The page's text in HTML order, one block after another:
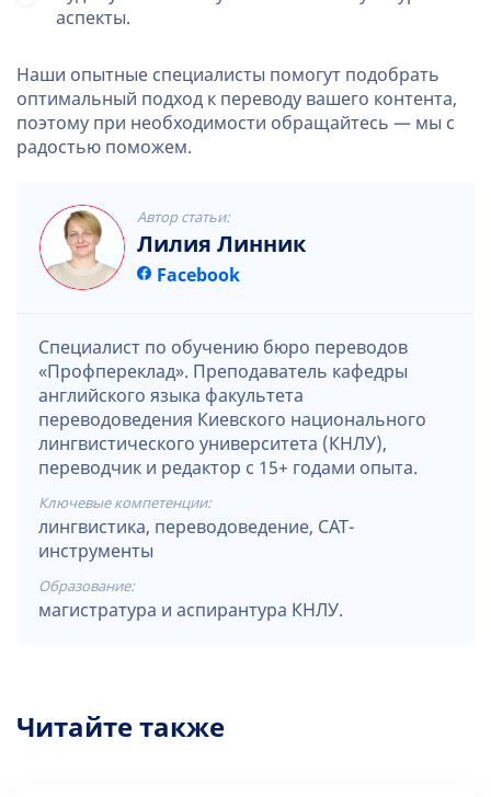
аспекты.
Наши опытные специалисты помогут подобрать
оптимальный подход к переводу вашего контента,
поэтому при необходимости обращайтесь — мы с
радостью поможем.
Автор статьи:
Лилия Линник
Facebook
Специалист по обучению бюро переводов
«Профпереклад». Преподаватель кафедры
английского языка факультета
переводоведения Киевского национального
лингвистического университета (КНЛУ),
переводчик и редактор с 15+ годами опыта.
Ключевые компетенции:
лингвистика, переводоведение, CAT-
инструменты
Образование:
магистратура и аспирантура КНЛУ.
Читайте также